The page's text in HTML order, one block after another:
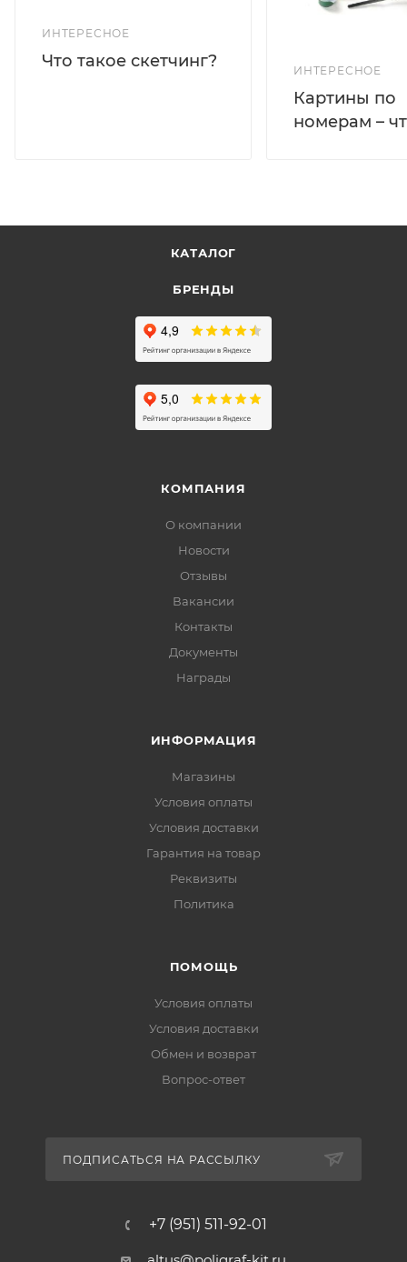
ИНТЕРЕСНОЕ
Что такое скетчинг?
ИНТЕРЕСНОЕ
Картины по
номерам –
КАТАЛОГ
БРЕНДЫ
КОМПАНИЯ
О компании
Новости
Отзывы
Вакансии
Контакты
Документы
Награды
ИНФОРМАЦИЯ
Магазины
Условия оплаты
Условия доставки
Гарантия на товар
Реквизиты
Политика
ПОМОЩЬ
Условия оплаты
Условия доставки
Обмен и возврат
Вопрос-ответ
ПОДПИСАТЬСЯ НА РАССЫЛКУ
+7 (951) 511-92-01